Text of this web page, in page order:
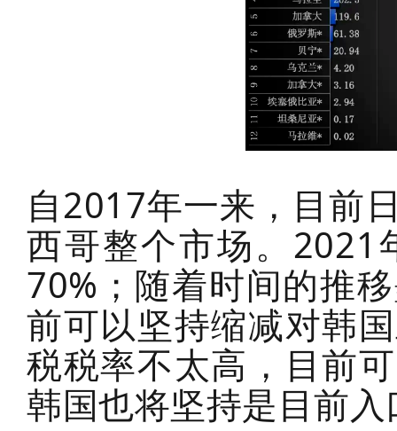
自2017年一来，目前
西哥整个市场。2021
70%；随着时间的推
前可以坚持缩减对韩
税税率不太高，目前
韩国也将坚持是目前